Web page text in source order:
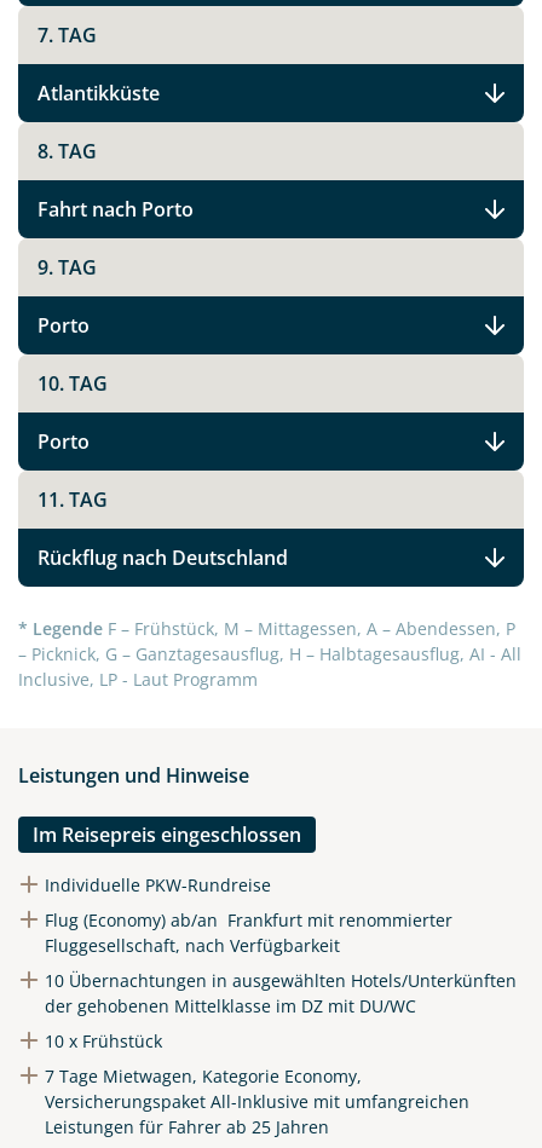
7. TAG
Atlantikküste
8. TAG
Fahrt nach Porto
9. TAG
Porto
10. TAG
Porto
11. TAG
Rückflug nach Deutschland
* Legende F – Frühstück, M – Mittagessen, A – Abendessen, P
– Picknick, G – Ganztagesausflug, H – Halbtagesausflug, AI - All
Inclusive, LP - Laut Programm
Leistungen und Hinweise
Im Reisepreis eingeschlossen
Individuelle PKW-Rundreise
Flug (Economy) ab/an Frankfurt mit renommierter
Fluggesellschaft, nach Verfügbarkeit
10 Übernachtungen in ausgewählten Hotels/Unterkünften
der gehobenen Mittelklasse im DZ mit DU/WC
10 x Frühstück
7 Tage Mietwagen, Kategorie Economy,
Versicherungspaket All-Inklusive mit umfangreichen
Leistungen für Fahrer ab 25 Jahren